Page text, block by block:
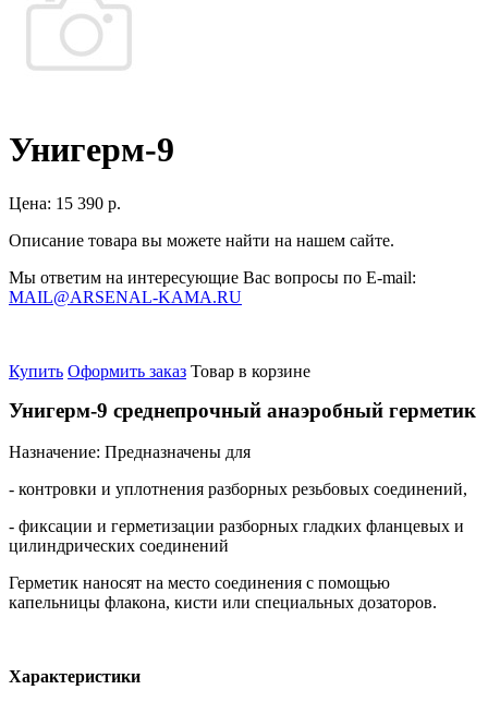
Унигерм-9
Цена: 15 390 р.
Описание товара вы можете найти на нашем сайте.
Мы ответим на интересующие Вас вопросы по E-mail:
MAIL@ARSENAL-KAMA.RU
Купить Оформить заказ Товар в корзине
Унигерм-9 среднепрочный анаэробный герметик
Назначение: Предназначены для
- контровки и уплотнения разборных резьбовых соединений,
- фиксации и герметизации разборных гладких фланцевых и
цилиндрических соединений
Герметик наносят на место соединения с помощью
капельницы флакона, кисти или специальных дозаторов.
Характеристики